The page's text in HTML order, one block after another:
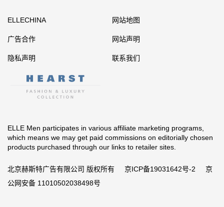
ELLECHINA 网站地图
广告合作 网站声明
隐私声明 联系我们
ELLE Men participates in various affiliate marketing programs,
which means we may get paid commissions on editorially chosen
products purchased through our links to retailer sites.
北京赫斯特广告有限公司 版权所有 京ICP备19031642号-2
京
公网安备 11010502038498号